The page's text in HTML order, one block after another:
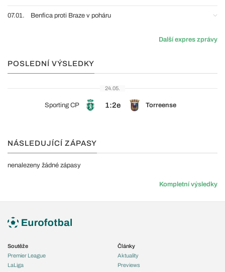
07.01. Benfica proti Braze v poháru
Další expres zprávy
POSLEDNÍ VÝSLEDKY
24.05.
Sporting CP 1:2e Torreense
NÁSLEDUJÍCÍ ZÁPASY
nenalezeny žádné zápasy
Kompletní výsledky
Soutěže
Premier League
LaLiga
Články
Aktuality
Previews